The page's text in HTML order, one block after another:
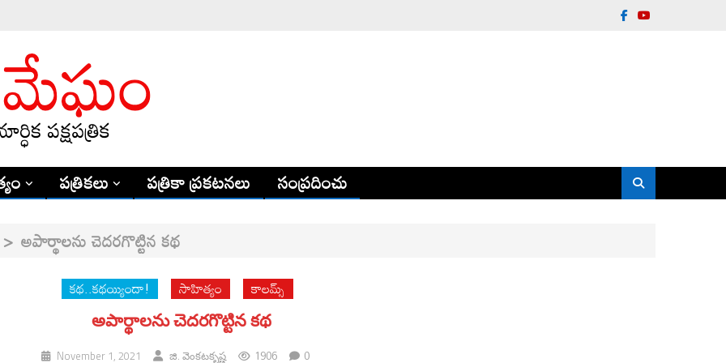
పత్రికలు పత్రికా ప్రకటనలు సంప్రదించు
> అపార్థాల‌ను చెదరగొట్టిన కథ
కథ..కథయ్యిందా! సాహిత్యం కాలమ్స్
అపార్థాల‌ను చెదరగొట్టిన కథ
November 1, 2021 జి. వెంక‌ట‌కృష్ణ‌ 1906 0